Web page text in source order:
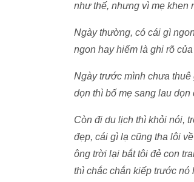
như thế, nhưng vì mẹ khen
Ngày thường, có cái gì
ngon hay hiếm là ghi rõ
Ngày trước mình chưa
dọn thì bố mẹ sang lau
Còn đi du lịch thì khỏi nói,
đẹp, cái gì lạ cũng tha lôi
ông trời lại bắt tôi đẻ con
thì chắc chắn kiếp trước nó